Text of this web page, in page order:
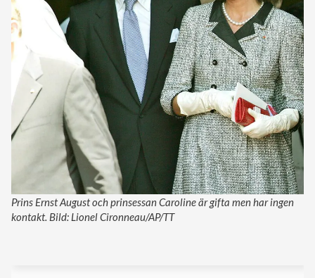
Prins Ernst August och prinsessan Caroline är gifta men har ingen
kontakt. Bild: Lionel Cironneau/AP/TT